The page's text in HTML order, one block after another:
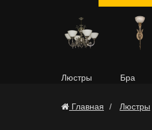
Люстры Бра
Главная Люстры